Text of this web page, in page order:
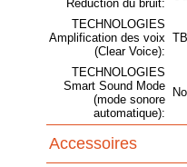
Réduction du bruit:
TECHNOLOGIES
Amplification des voix
(Clear Voice):
TECHNOLOGIES
Smart Sound Mode
(mode sonore
automatique):
Accessoires